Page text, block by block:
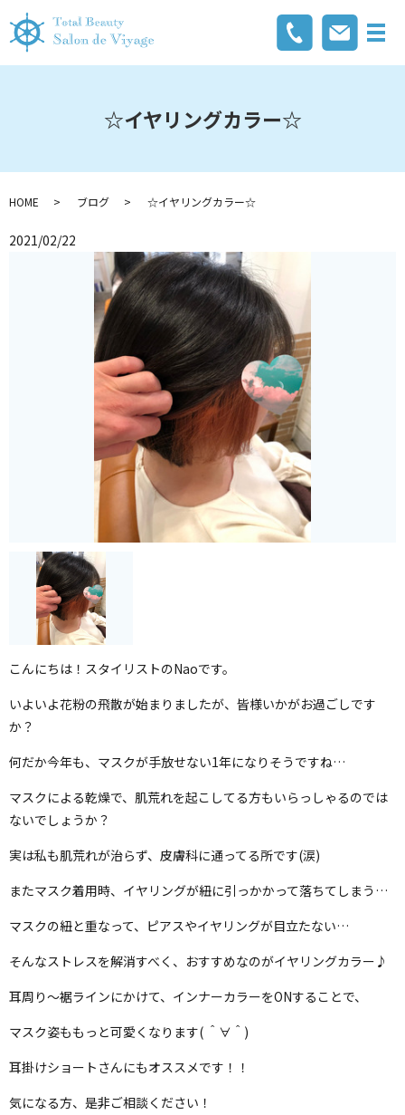
メ
☆イヤリングカラー☆
HOME ブログ ☆イヤリングカラー☆
2021/02/22
こんにちは！スタイリストのNaoです。
いよいよ花粉の飛散が始まりましたが、皆様いかがお過ごしです
か？
何だか今年も、マスクが手放せない1年になりそうですね…
マスクによる乾燥で、肌荒れを起こしてる方もいらっしゃるのでは
ないでしょうか？
実は私も肌荒れが治らず、皮膚科に通ってる所です(涙)
またマスク着用時、イヤリングが紐に引っかかって落ちてしまう…
マスクの紐と重なって、ピアスやイヤリングが目立たない…
そんなストレスを解消すべく、おすすめなのがイヤリングカラー♪
耳周り～裾ラインにかけて、インナーカラーをONすることで、
マスク姿ももっと可愛くなります( ＾∀＾)
耳掛けショートさんにもオススメです！！
気になる方、是非ご相談ください！